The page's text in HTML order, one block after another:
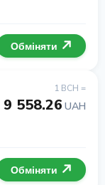
Обміняти
1 BCH =
9 558.26 UAH
Обміняти